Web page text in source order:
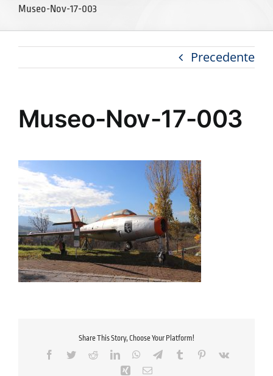
Museo-Nov-17-003
Precedente
Museo-Nov-17-003
Share This Story, Choose Your Platform!
Facebook
TwitterRedditLinkedInWhatsApp
TelegramTumblr Pinterest
Vk
Xing Email